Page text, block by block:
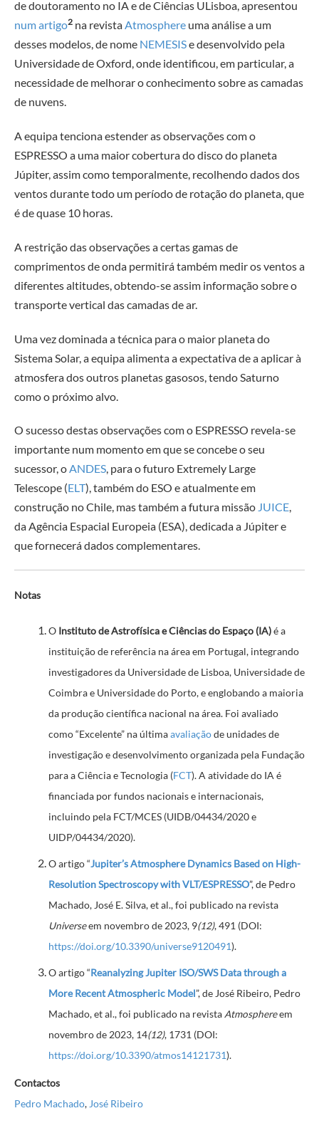
de doutoramento no IA e de Ciências ULisboa, apresentou
num artigo2 na revistaAtmosphere uma análise a um
desses modelos, de nome NEMESISe desenvolvido pela
Universidade de Oxford, onde identificou, em particular, a
necessidade de melhorar o conhecimento sobre as camadas
de nuvens.
A equipa tenciona estender as observações com o
ESPRESSO a uma maior cobertura do disco do planeta
Júpiter, assim como temporalmente, recolhendo dados dos
ventos durante todo um período de rotação do planeta, que
é de quase 10 horas.
A restrição das observações a certas gamas de
comprimentos de onda permitirá também medir os ventos a
diferentes altitudes, obtendo-se assim informação sobre o
transporte vertical das camadas de ar.
Uma vez dominada a técnica para o maior planeta do
Sistema Solar, a equipa alimenta a expectativa de a aplicar à
atmosfera dos outros planetas gasosos, tendo Saturno
como o próximo alvo.
O sucesso destas observações com o ESPRESSO revela-se
importante num momento em que se concebe o seu
sucessor, oANDES, para o futuro Extremely Large
Telescope (ELT), também do ESO e atualmente em
construção no Chile, mas também a futura missão JUICE,
da Agência Espacial Europeia (ESA), dedicada a Júpiter e
que fornecerá dados complementares.
Notas
O Instituto de Astrofísica e Ciências do Espaço (IA)é a
instituição de referência na área em Portugal, integrando
investigadores da Universidade de Lisboa, Universidade de
Coimbra e Universidade do Porto, e englobando a maioria
da produção científica nacional na área. Foi avaliado
como “Excelente” na últimaavaliaçãode unidades de
investigação e desenvolvimento organizada pela Fundação
para a Ciência e Tecnologia (FCT). A atividade do IA é
financiada por fundos nacionais e internacionais,
incluindo pela FCT/MCES (UIDB/04434/2020 e
UIDP/04434/2020).
O artigo “Jupiter’s Atmosphere Dynamics Based on High-
Resolution Spectroscopy with VLT/ESPRESSO”, de Pedro
Machado, José E. Silva, et al., foi publicado na revista
Universeem novembro de 2023, 9(12), 491 (DOI:
https://doi.org/10.3390/universe9120491).
O artigo “Reanalyzing Jupiter ISO/SWS Data through a
More Recent Atmospheric Model”, de José Ribeiro, Pedro
Machado, et al., foi publicado na revista Atmosphereem
novembro de 2023, 14(12), 1731 (DOI:
https://doi.org/10.3390/atmos14121731).
Contactos
Pedro Machado, José Ribeiro